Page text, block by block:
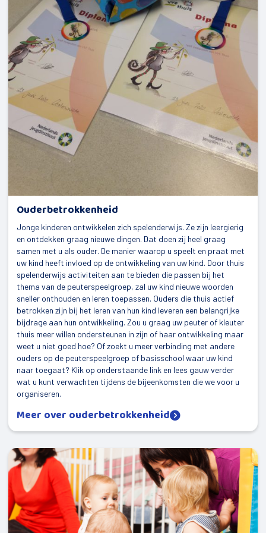
Ouderbetrokkenheid
Jonge kinderen ontwikkelen zich spelenderwijs. Ze zijn leergierig
en ontdekken graag nieuwe dingen. Dat doen zij heel graag
samen met u als ouder. De manier waarop u speelt en praat met
uw kind heeft invloed op de ontwikkeling van uw kind. Door thuis
spelenderwijs activiteiten aan te bieden die passen bij het
thema van de peuterspeelgroep, zal uw kind nieuwe woorden
sneller onthouden en leren toepassen. Ouders die thuis actief
betrokken zijn bij het leren van hun kind leveren een belangrijke
bijdrage aan hun ontwikkeling. Zou u graag uw peuter of kleuter
thuis meer willen ondersteunen in zijn of haar ontwikkeling maar
weet u niet goed hoe? Of zoekt u meer verbinding met andere
ouders op de peuterspeelgroep of basisschool waar uw kind
naar toegaat? Klik op onderstaande link en lees gauw verder
wat u kunt verwachten tijdens de bijeenkomsten die we voor u
organiseren.
Meer over ouderbetrokkenheid